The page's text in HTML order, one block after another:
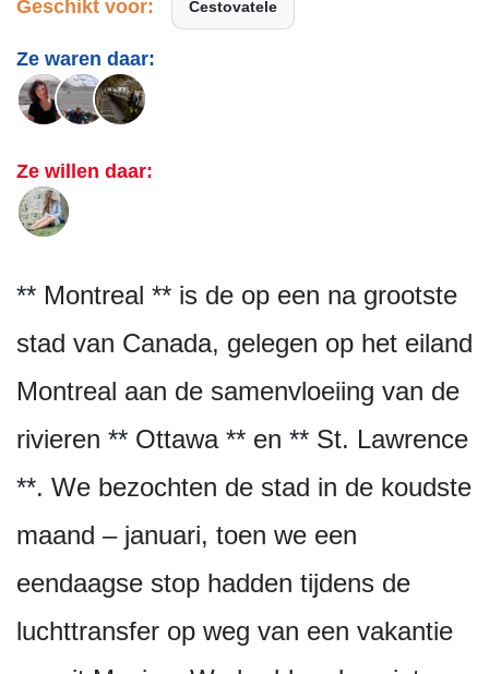
Geschikt voor: Cestovatele
Ze waren daar:
Ze willen daar:
** Montreal ** is de op een na grootste
stad van Canada, gelegen op het eiland
Montreal aan de samenvloeiing van de
rivieren ** Ottawa ** en ** St. Lawrence
**. We bezochten de stad in de koudste
maand – januari, toen we een
eendaagse stop hadden tijdens de
luchttransfer op weg van een vakantie